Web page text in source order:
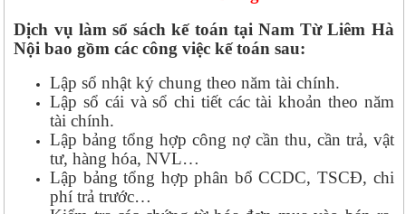
Dịch vụ làm sổ sách kế toán tại Nam Từ Liêm Hà
Nội bao gồm các công việc kế toán sau:
Lập sổ nhật ký chung theo năm tài chính.
Lập sổ cái và sổ chi tiết các tài khoản theo năm
tài chính.
Lập bảng tổng hợp công nợ cần thu, cần trả, vật
tư, hàng hóa, NVL…
Lập bảng tổng hợp phân bổ CCDC, TSCĐ, chi
phí trả trước…